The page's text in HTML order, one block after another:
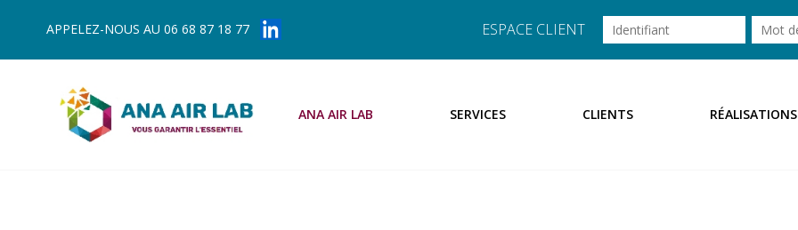
APPELEZ-NOUS AU06 68 87 18 77 ESPACE CLIENT
ANA AIR LAB SERVICES CLIENTS RÉALISATIONS